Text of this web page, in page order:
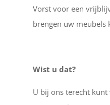
Vorst voor een
brengen uw meubels
Wist u dat?
U bij ons terecht